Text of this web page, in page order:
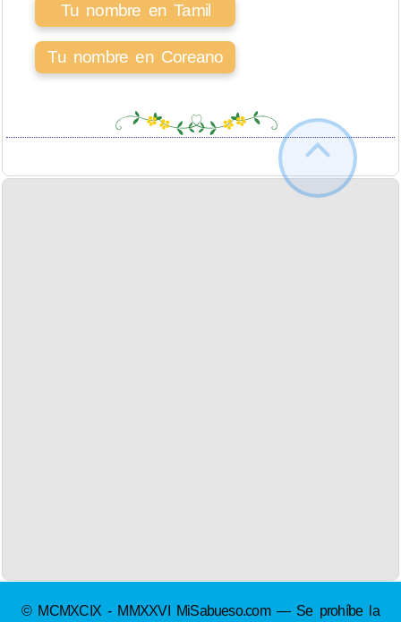
Tu nombre en Tamil
Tu nombre en Coreano
© MCMXCIX - MMXXVI MiSabueso.com — Se prohíbe la